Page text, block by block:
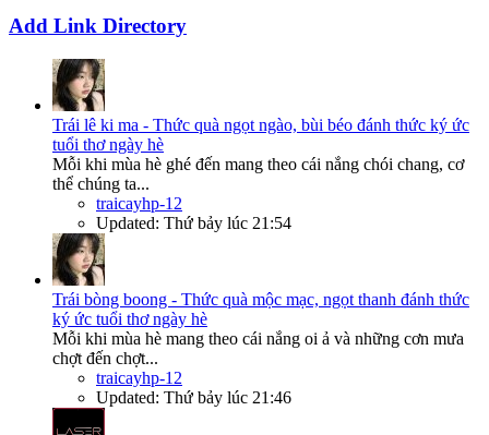
Add Link Directory
Trái lê ki ma - Thức quà ngọt ngào, bùi béo đánh thức ký ức
tuổi thơ ngày hè
Mỗi khi mùa hè ghé đến mang theo cái nắng chói chang, cơ
thể chúng ta...
traicayhp-12
Updated: Thứ bảy lúc 21:54
Trái bòng boong - Thức quà mộc mạc, ngọt thanh đánh thức
ký ức tuổi thơ ngày hè
Mỗi khi mùa hè mang theo cái nắng oi ả và những cơn mưa
chợt đến chợt...
traicayhp-12
Updated: Thứ bảy lúc 21:46